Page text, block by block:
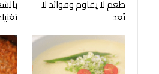
طعم لا يقاوم وفوائد لا
تُعد